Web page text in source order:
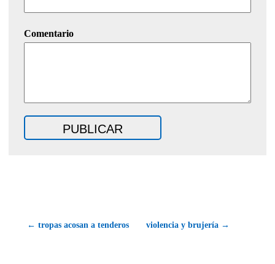
Comentario
← tropas acosan a tenderos violencia y brujería →